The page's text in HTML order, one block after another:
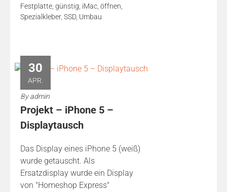
Festplatte günstig iMac öffnen
Spezialkleber, SSD, Umbau
30
APR.
Byadmin
Projekt – iPhone 5 –
Displaytausch
Das Display eines iPhone 5 (weiß)
wurde getauscht. Als
Ersatzdisplay wurde ein Display
von "Homeshop Express"